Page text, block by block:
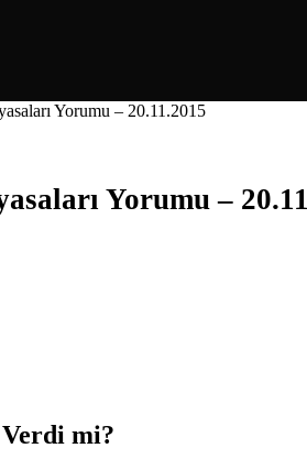
Yorumu – 20.11.2015
Yorumu –
mi?